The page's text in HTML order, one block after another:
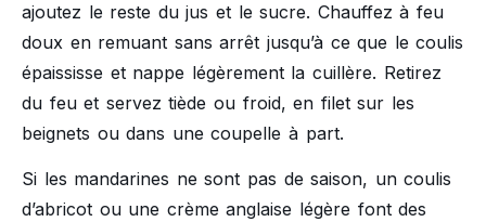
ajoutez le reste du jus et le sucre. Chauffez à feu
doux en remuant sans arrêt jusqu’à ce que le coulis
épaississe et nappe légèrement la cuillère. Retirez
du feu et servez tiède ou froid, en filet sur les
beignets ou dans une coupelle à part.
Si les mandarines ne sont pas de saison, un coulis
d’abricot ou une crème anglaise légère font des